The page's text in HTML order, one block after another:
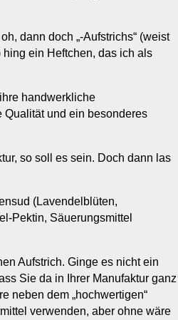
dann doch „-Aufstrichs“ (weist
ein Heftchen, das ich als
handwerkliche
Qualität und ein besonderes
so soll es sein. Doch dann las
(Lavendelblüten,
Pektin, Säuerungsmittel
Aufstrich. Ginge es nicht ein
Sie da in Ihrer Manufaktur ganz
neben dem „hochwertigen“
verwenden, aber ohne wäre